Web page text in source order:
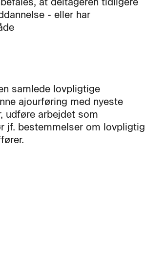
- eller har
samlede lovpligtige
ajourføring med nyeste
udføre arbejdet som
jf. bestemmelser om lovpligtig